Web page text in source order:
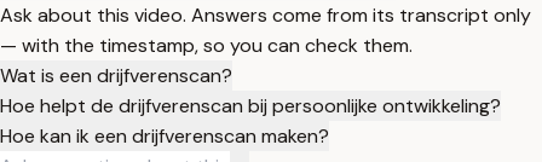
Ask about this video. Answers come from its transcript only
— with the timestamp, so you can check them.
Wat is een drijfverenscan?
Hoe helpt de drijfverenscan bij persoonlijke ontwikkeling?
Hoe kan ik een drijfverenscan maken?